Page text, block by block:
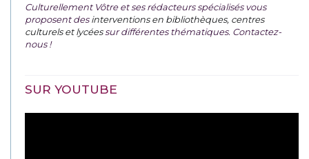
Culturellement Vôtre et ses rédacteurs spécialisés vous
proposent desinterventions en bibliothèques, centres
culturels et lycéessur différentes thématiques. Contactez-
nous !
SUR YOUTUBE